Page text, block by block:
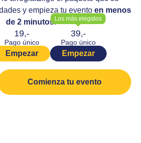
y empieza tu evento en menos
de 2 minutos!
19,-
Pago único
Empezar
Los más elegidos
39,-
Pago único
Empezar
Comienza tu evento